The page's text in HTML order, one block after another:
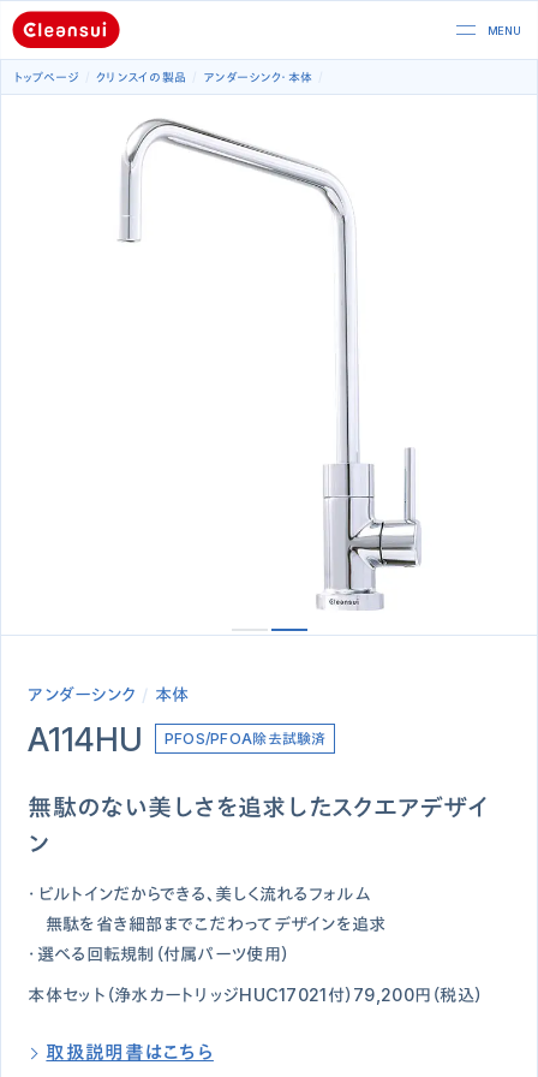
トップページ クリンスイの製品 アンダーシンク 本体
アンダーシンク 本体
A114HU PFOS/PFOA除去試験済
無駄のない美しさを追求したスクエアデザイ
ン
・ビルトインだからできる、美しく流れるフォルム
無駄を省き細部までこだわってデザインを追求
・選べる回転規制（付属パーツ使用）
本体セット（浄水カートリッジHUC17021付）79,200円（税込）
取扱説明書はこちら